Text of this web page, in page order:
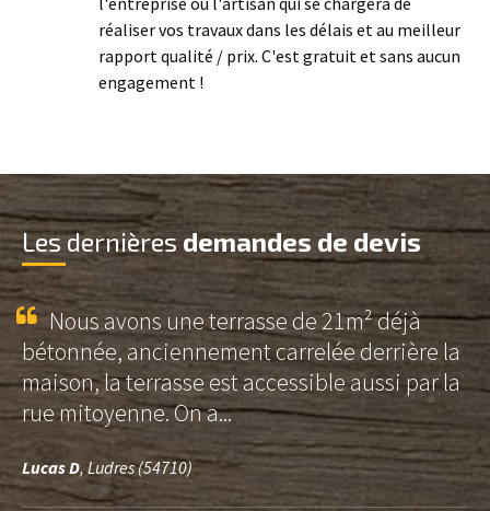
réaliser vos travaux dans les délais et au meilleur
rapport qualité / prix. C'est gratuit et sans aucun
engagement !
Les dernières demandes de devis
Nous avons une terrasse de 21m² déjà
bétonnée, anciennement carrelée derrière la
maison, la terrasse est accessible aussi par la
rue mitoyenne. On a...
Lucas D, Ludres (54710)